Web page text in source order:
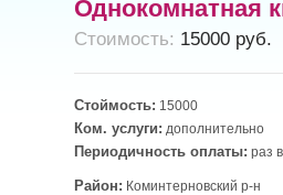
Однокомнатная
Cтоимость: 15000 руб.
Стоймость: 15000
Ком. услуги: дополнительно
Периодичность оплаты: раз
Район: Коминтерновский р-н